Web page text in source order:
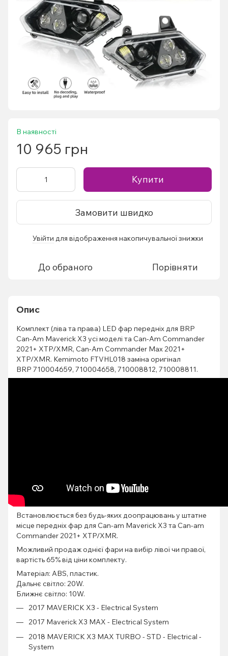
В наявності
10 965 грн
Купити
Замовити швидко
Увійти для відображення накопичувальної знижки
До обраного Порівняти
Опис
Комплект (ліва та права) LED фар передніх для BRP
Can-Am Maverick X3 усі моделі та Can-Am Commander
2021+ XTP/XMR, Can-Am Commander Max 2021+
XTP/XMR. Kemimoto FTVHL018 заміна оригінал
BRP 710004659, 710004658, 710008812, 710008811.
Встановлюється без будь-яких доопрацювань у штатне
місце передніх фар для Can-am Maverick X3 та Can-am
Commander 2021+ XTP/XMR.
Можливий продаж однієї фари на вибір лівої чи правої,
вартість 65% від ціни комплекту.
Матеріал: ABS, пластик.
Дальнє світло: 20W.
Ближнє світло: 10W.
2017 MAVERICK X3 - Electrical System
2017 Maverick X3 MAX - Electrical System
2018 MAVERICK X3 MAX TURBO - STD - Electrical -
System